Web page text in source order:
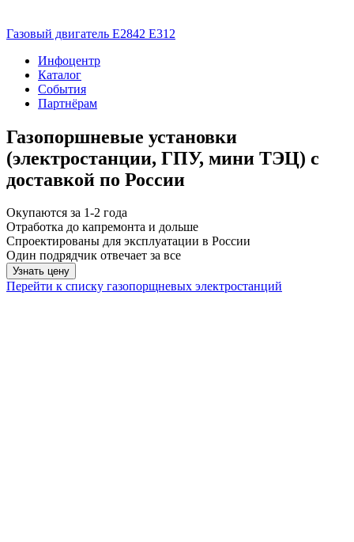
Газовый двигатель E2842 E312
Инфоцентр
Каталог
События
Партнёрам
Газопоршневые установки
(электростанции, ГПУ, мини ТЭЦ) с
доставкой по России
Окупаются за 1-2 года
Отработка до капремонта и дольше
Спроектированы для эксплуатации в России
Один подрядчик отвечает за все
Узнать цену
Перейти к списку газопорщневых электростанций